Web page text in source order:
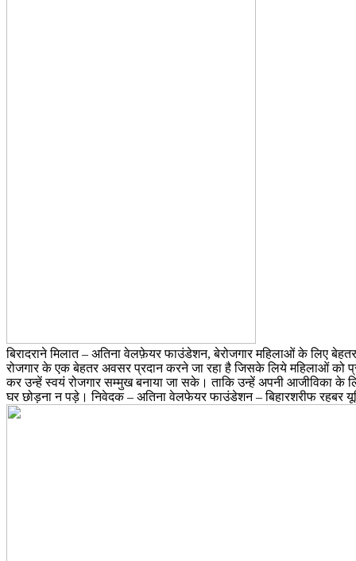
बिरादराने मिलात – अतिना वेलफ़ेयर फाउंडेशन, बेरोजगार महिलाओं के लिए
रोजगार के एक बेहतर अवसर प्रदान करने जा रहा है जिसके लिये महिलाओं को
कर उन्हें स्वयं रोजगार सम्मुख बनाया जा सके। ताकि उन्हें अपनी आजीविका के
घर छोड़ना न पड़े। निवेदक – अतिना वेलफेयर फाउंडेशन – बिहारशरीफ रहबर